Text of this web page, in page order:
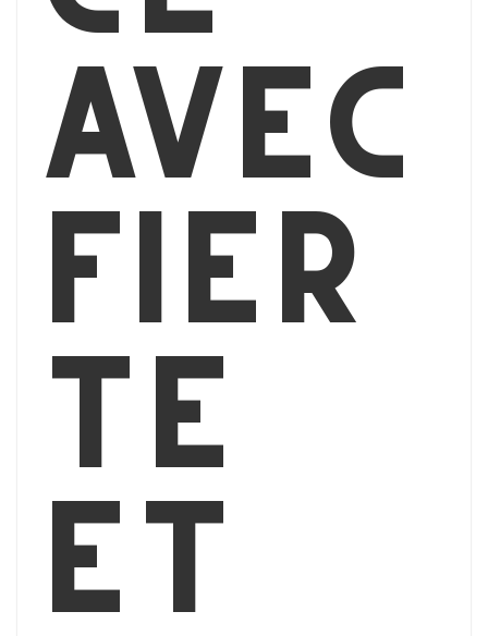
avec
Fier
té
et